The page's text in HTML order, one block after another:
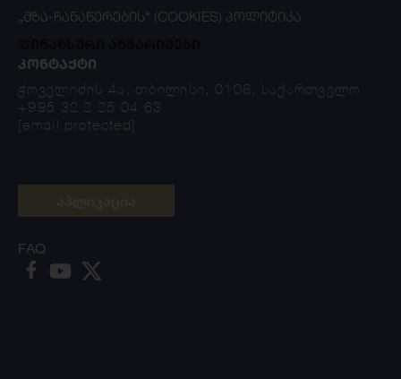
„ᲛᲖᲐ-ᲩᲐᲜᲐᲬᲔᲠᲔᲑᲘᲡ“ (COOKIES) ᲞᲝᲚᲘᲢᲘᲙᲐ
ᲙᲝᲜᲢᲐᲥᲢᲘ
ჭოველიძის 4ა, თბილისი, 0108, საქართველო
+995 32 2 25 04 63
[email protected]
FAQ